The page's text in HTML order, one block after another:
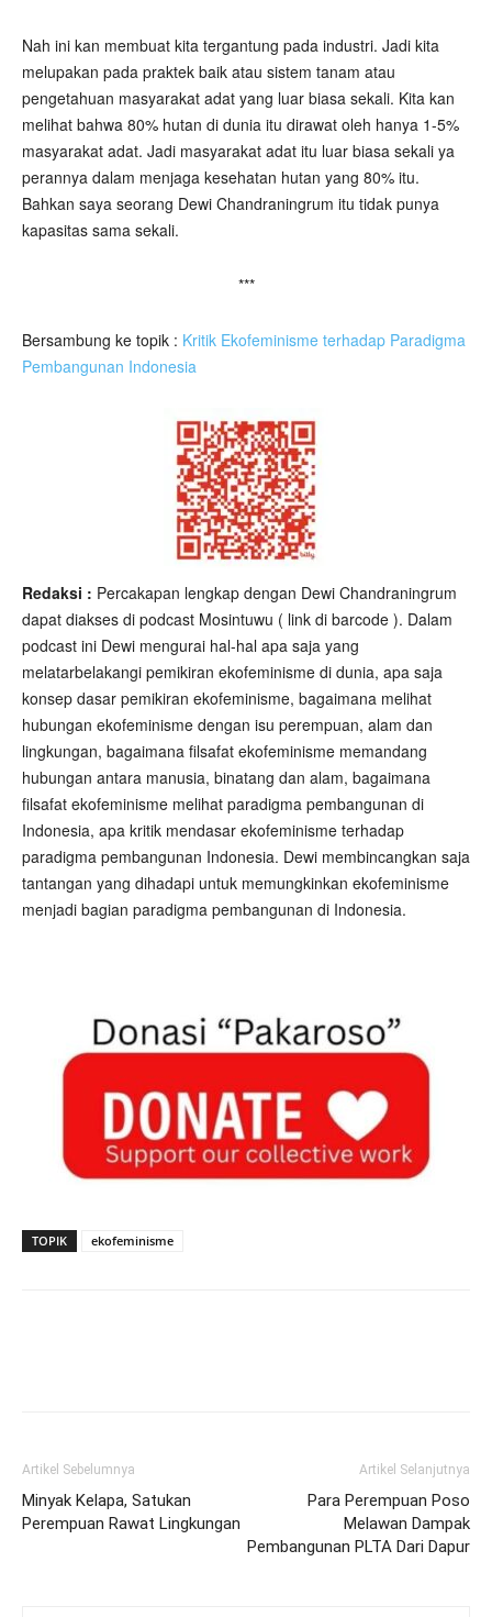
Nah ini kan membuat kita tergantung pada industri. Jadi kita
melupakan pada praktek baik atau sistem tanam atau
pengetahuan masyarakat adat yang luar biasa sekali. Kita kan
melihat bahwa 80% hutan di dunia itu dirawat oleh hanya 1-5%
masyarakat adat. Jadi masyarakat adat itu luar biasa sekali ya
perannya dalam menjaga kesehatan hutan yang 80% itu.
Bahkan saya seorang Dewi Chandraningrum itu tidak punya
kapasitas sama sekali.
***
Bersambung ke topik : Kritik Ekofeminisme terhadap Paradigma
Pembangunan Indonesia
Redaksi : Percakapan lengkap dengan Dewi Chandraningrum
dapat diakses di podcast Mosintuwu ( link di barcode ). Dalam
podcast ini Dewi mengurai hal-hal apa saja yang
melatarbelakangi pemikiran ekofeminisme di dunia, apa saja
konsep dasar pemikiran ekofeminisme, bagaimana melihat
hubungan ekofeminisme dengan isu perempuan, alam dan
lingkungan, bagaimana filsafat ekofeminisme memandang
hubungan antara manusia, binatang dan alam, bagaimana
filsafat ekofeminisme melihat paradigma pembangunan di
Indonesia, apa kritik mendasar ekofeminisme terhadap
paradigma pembangunan Indonesia. Dewi membincangkan saja
tantangan yang dihadapi untuk memungkinkan ekofeminisme
menjadi bagian paradigma pembangunan di Indonesia.
TOPIK ekofeminisme
Artikel Sebelumnya
Minyak Kelapa, Satukan
Perempuan Rawat Lingkungan
Artikel Selanjutnya
Para Perempuan Poso
Melawan Dampak
Pembangunan PLTA Dari Dapur